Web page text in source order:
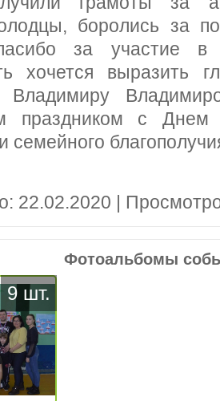
боролись за
за участие в
хочется выразить
Владимиру
праздником с Днем
семейного
22.02.2020 |
Фотоальбомы
9 шт.